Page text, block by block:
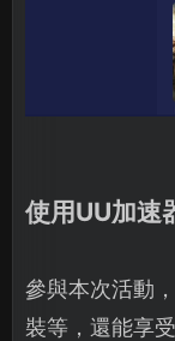
使用UU加速
參與本次活動
裝等，還能享